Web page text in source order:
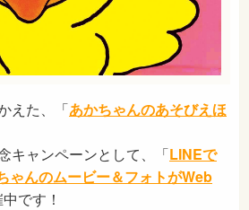
えた、「あかちゃんのあそびえほ
キャンペーンとして、「LINEで
ゃんのムービー＆フォトがWeb
です！